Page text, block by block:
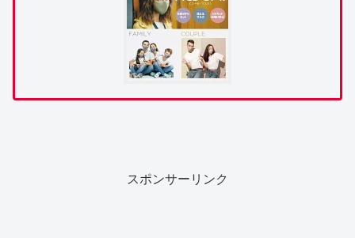
スポンサーリンク